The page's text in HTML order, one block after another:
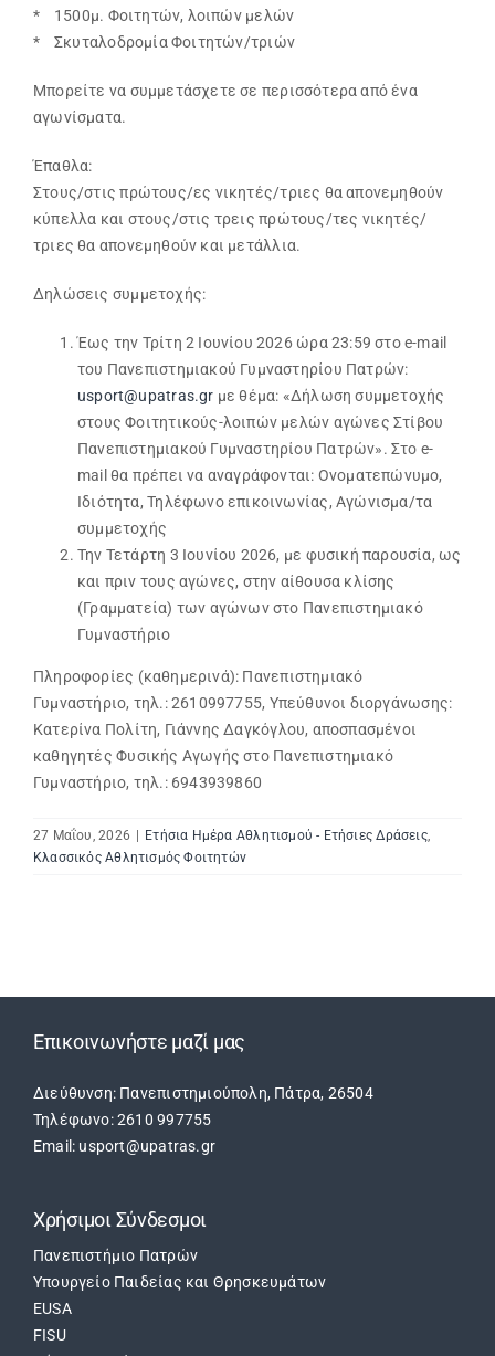
* 1500μ. Φοιτητών, λοιπών μελών
* Σκυταλοδρομία Φοιτητών/τριών
Μπορείτε να συμμετάσχετε σε περισσότερα από ένα
αγωνίσματα.
Έπαθλα:
Στους/στις πρώτους/ες νικητές/τριες θα απονεμηθούν
κύπελλα και στους/στις τρεις πρώτους/τες νικητές/
τριες θα απονεμηθούν και μετάλλια.
Δηλώσεις συμμετοχής:
Έως την Τρίτη 2 Ιουνίου 2026 ώρα 23:59 στο e-mail
του Πανεπιστημιακού Γυμναστηρίου Πατρών:
usport@upatras.gr με θέμα: «Δήλωση συμμετοχής
στους Φοιτητικούς-λοιπών μελών αγώνες Στίβου
Πανεπιστημιακού Γυμναστηρίου Πατρών». Στο e-
mail θα πρέπει να αναγράφονται: Ονοματεπώνυμο,
Ιδιότητα, Τηλέφωνο επικοινωνίας, Αγώνισμα/τα
συμμετοχής
Την Τετάρτη 3 Ιουνίου 2026, με φυσική παρουσία, ως
και πριν τους αγώνες, στην αίθουσα κλίσης
(Γραμματεία) των αγώνων στο Πανεπιστημιακό
Γυμναστήριο
Πληροφορίες (καθημερινά): Πανεπιστημιακό
Γυμναστήριο, τηλ.: 2610997755, Υπεύθυνοι διοργάνωσης:
Κατερίνα Πολίτη, Γιάννης Δαγκόγλου, αποσπασμένοι
καθηγητές Φυσικής Αγωγής στο Πανεπιστημιακό
Γυμναστήριο, τηλ.: 6943939860
27 Μαΐου, 2026 | Ετήσια Ημέρα Αθλητισμού - Ετήσιες Δράσεις,
Κλασσικός Αθλητισμός Φοιτητών
Επικοινωνήστε μαζί μας
Διεύθυνση: Πανεπιστημιούπολη, Πάτρα, 26504
Τηλέφωνο: 2610 997755
Email: usport@upatras.gr
Χρήσιμοι Σύνδεσμοι
Πανεπιστήμιο Πατρών
Υπουργείο Παιδείας και Θρησκευμάτων
EUSA
FISU